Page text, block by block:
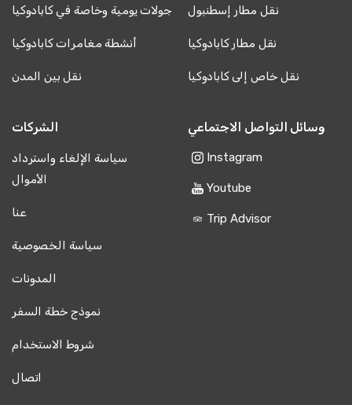
جولات يومية وخاصة في كابادوكيا نقل مطار إسطنبول
أنشطة مغامرات كابادوكيا نقل مطار كابادوكيا
نقل بين المدن نقل خاص إلى كابادوكيا
الشركات
سياسة الإلغاء واسترداد
الأموال
عنا
سياسة الخصوصية
المدونات
نموذج خطة السفر
شروط الاستخدام
اتصال
وسائل التواصل الاجتماعي
Instagram
Youtube
Trip Advisor